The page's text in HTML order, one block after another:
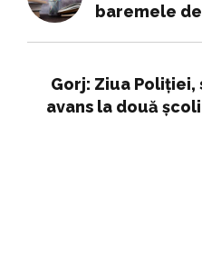
baremele
Gorj: Ziua
avans la două